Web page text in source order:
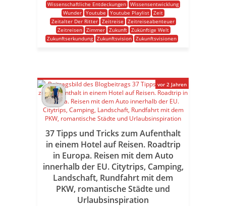
Wissenschaftliche Entdeckungen Wissensentwicklung
Wunder Youtube Youtube Playlist Zeit
Zeitalter Der Ritter Zeitreise
Zeitreiseabenteuer
Zeitreisen
Zimmer Zukunft
Zukünftige Welt
Zukunftserkundung Zukunftsvision Zukunftsvisionen
37 Tipps und Tricks zum Aufenthalt
in einem Hotel auf Reisen. Roadtrip
in Europa. Reisen mit dem Auto
innerhalb der EU. Citytrips, Camping,
Landschaft, Rundfahrt mit dem
PKW, romantische Städte und
Urlaubsinspiration
vor 2 Jahren